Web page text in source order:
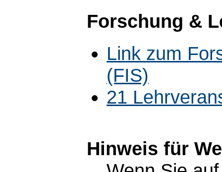
Forschung &
Link zum
(FIS)
21
Hinweis für